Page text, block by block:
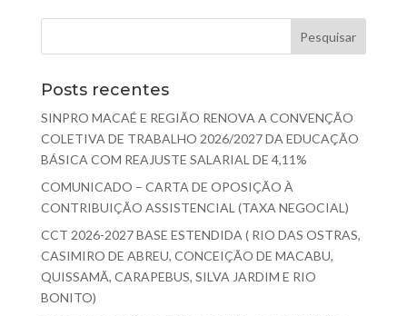
Posts recentes
SINPRO MACAÉ E REGIÃO RENOVA A CONVENÇÃO
COLETIVA DE TRABALHO 2026/2027 DA EDUCAÇÃO
BÁSICA COM REAJUSTE SALARIAL DE 4,11%
COMUNICADO – CARTA DE OPOSIÇÃO À
CONTRIBUIÇÃO ASSISTENCIAL (TAXA NEGOCIAL)
CCT 2026-2027 BASE ESTENDIDA ( RIO DAS OSTRAS,
CASIMIRO DE ABREU, CONCEIÇÃO DE MACABU,
QUISSAMÃ, CARAPEBUS, SILVA JARDIM E RIO
BONITO)